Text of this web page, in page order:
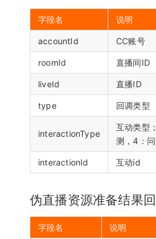
字段名 说明
accountId CC账号
roomId 直播间ID
liveId 直播ID
type 回调类型
interactionType
互动类型
测，4：
interactionId 互动id
伪直播资源准备结果
字段名 说明